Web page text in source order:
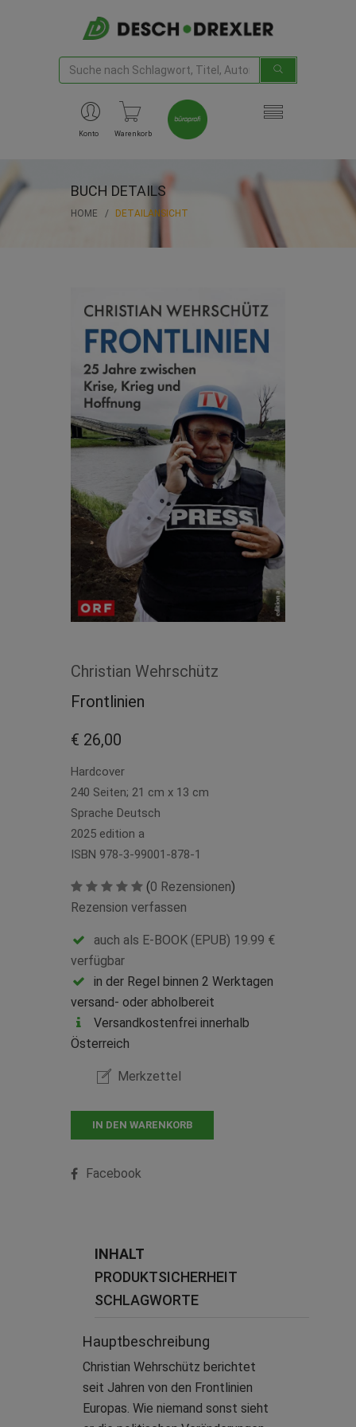
Konto Warenkorb
BUCH DETAILS
HOME DETAILANSICHT
Christian Wehrschütz
Frontlinien
€ 26,00
Hardcover
240 Seiten; 21 cm x 13 cm
Sprache Deutsch
2025 edition a
ISBN 978-3-99001-878-1
(0 Rezensionen)
Rezension verfassen
auch als E-BOOK (EPUB) 19.99 €
verfügbar
in der Regel binnen 2 Werktagen
versand- oder abholbereit
Versandkostenfrei innerhalb
Österreich
Merkzettel
IN DEN WARENKORB
Facebook
INHALT
PRODUKTSICHERHEIT
SCHLAGWORTE
Hauptbeschreibung
Christian Wehrschütz berichtet
seit Jahren von den Frontlinien
Europas. Wie niemand sonst sieht